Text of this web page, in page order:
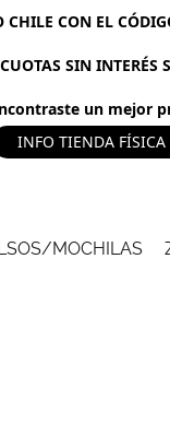
CHILE CON EL
SIN INTERÉS
un
INFO TIENDA FÍSICA
MOCHILAS